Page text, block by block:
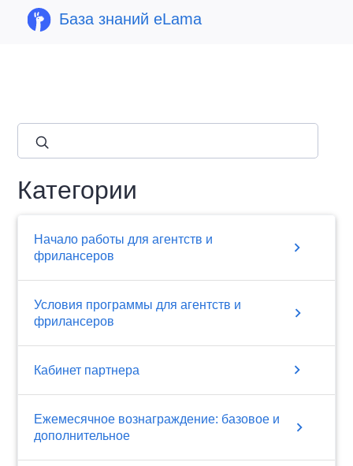
База знаний eLama
Категории
Начало работы для агентств и
фрилансеров
chevron_right
Условия программы для агентств и
фрилансеров
chevron_right
Кабинет партнера chevron_right
Ежемесячное вознаграждение: базовое и
дополнительное
chevron_right